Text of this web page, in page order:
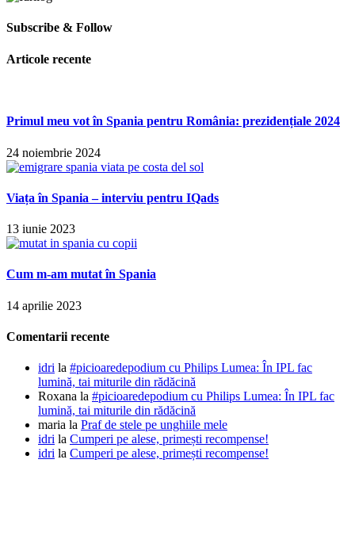
Subscribe & Follow
Articole recente
Primul meu vot în Spania pentru România: prezidențiale 2024
24 noiembrie 2024
Viața în Spania – interviu pentru IQads
13 iunie 2023
Cum m-am mutat în Spania
14 aprilie 2023
Comentarii recente
idri la #picioaredepodium cu Philips Lumea: În IPL fac
lumină, tai miturile din rădăcină
Roxana la #picioaredepodium cu Philips Lumea: În IPL fac
lumină, tai miturile din rădăcină
maria la Praf de stele pe unghiile mele
idri la Cumperi pe alese, primești recompense!
idri la Cumperi pe alese, primești recompense!